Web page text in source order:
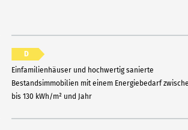
D
Einfamilienhäuser und hochwertig sanierte
Bestandsimmobilien mit einem Energiebedarf
bis 130 kWh/m² und Jahr